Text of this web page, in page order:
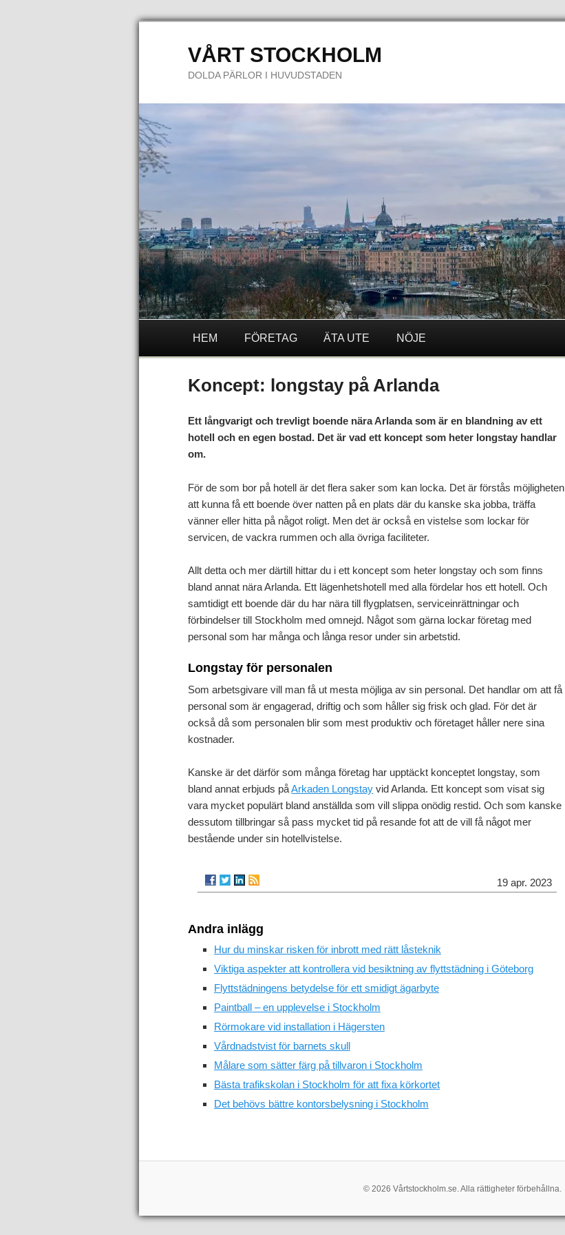
VÅRT STOCKHOLM
DOLDA PÄRLOR I HUVUDSTADEN
HEM FÖRETAG ÄTA UTE NÖJE
Koncept: longstay på Arlanda
Ett långvarigt och trevligt boende nära Arlanda som är en blandning av ett
hotell och en egen bostad. Det är vad ett koncept som heter longstay handlar
om.
För de som bor på hotell är det flera saker som kan locka. Det är förstås möjligheten
att kunna få ett boende över natten på en plats där du kanske ska jobba, träffa
vänner eller hitta på något roligt. Men det är också en vistelse som lockar för
servicen, de vackra rummen och alla övriga faciliteter.
Allt detta och mer därtill hittar du i ett koncept som heter longstay och som finns
bland annat nära Arlanda. Ett lägenhetshotell med alla fördelar hos ett hotell. Och
samtidigt ett boende där du har nära till flygplatsen, serviceinrättningar och
förbindelser till Stockholm med omnejd. Något som gärna lockar företag med
personal som har många och långa resor under sin arbetstid.
Longstay för personalen
Som arbetsgivare vill man få ut mesta möjliga av sin personal. Det handlar om att få
personal som är engagerad, driftig och som håller sig frisk och glad. För det är
också då som personalen blir som mest produktiv och företaget håller nere sina
kostnader.
Kanske är det därför som många företag har upptäckt konceptet longstay, som
bland annat erbjuds påArkaden Longstay vid Arlanda. Ett koncept som visat sig
vara mycket populärt bland anställda som vill slippa onödig restid. Och som kanske
dessutom tillbringar så pass mycket tid på resande fot att de vill få något mer
bestående under sin hotellvistelse.
19 apr. 2023
Andra inlägg
Hur du minskar risken för inbrott med rätt låsteknik
Viktiga aspekter att kontrollera vid besiktning av flyttstädning i Göteborg
Flyttstädningens betydelse för ett smidigt ägarbyte
Paintball – en upplevelse i Stockholm
Rörmokare vid installation i Hägersten
Vårdnadstvist för barnets skull
Målare som sätter färg på tillvaron i Stockholm
Bästa trafikskolan i Stockholm för att fixa körkortet
Det behövs bättre kontorsbelysning i Stockholm
© 2026 Vårtstockholm.se. Alla rättigheter förbehållna.